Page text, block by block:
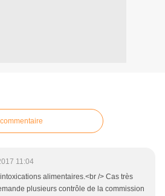
11:04
alimentaires.<br /> Cas très
plusieurs contrôle de la commission